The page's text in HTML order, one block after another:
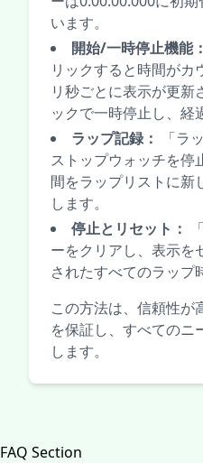
います。
開始/一時停止機能：
リックすると時間がカ
リ秒ごとに表示が更新
ックで一時停止し、経
ラップ記録：
「ラ
ストップウォッチを停
間をラップリストに新
します。
停止とリセット：
ーをクリアし、表示を
されたすべてのラップ
この方法は、信頼性が
を保証し、すべてのニ
します。
FAQ Section